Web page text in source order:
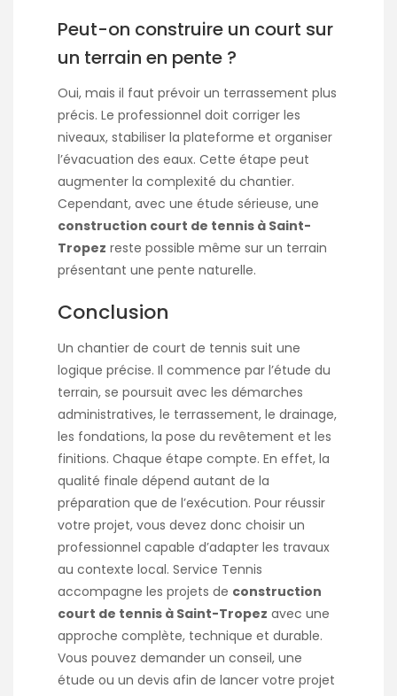
Peut-on construire un court sur
un terrain en pente ?
Oui, mais il faut prévoir un terrassement plus
précis. Le professionnel doit corriger les
niveaux, stabiliser la plateforme et organiser
l’évacuation des eaux. Cette étape peut
augmenter la complexité du chantier.
Cependant, avec une étude sérieuse, une
construction court de tennis à Saint-
Tropez reste possible même sur un terrain
présentant une pente naturelle.
Conclusion
Un chantier de court de tennis suit une
logique précise. Il commence par l’étude du
terrain, se poursuit avec les démarches
administratives, le terrassement, le drainage,
les fondations, la pose du revêtement et les
finitions. Chaque étape compte. En effet, la
qualité finale dépend autant de la
préparation que de l’exécution. Pour réussir
votre projet, vous devez donc choisir un
professionnel capable d’adapter les travaux
au contexte local. Service Tennis
accompagne les projets de construction
court de tennis à Saint-Tropez avec une
approche complète, technique et durable.
Vous pouvez demander un conseil, une
étude ou un devis afin de lancer votre projet